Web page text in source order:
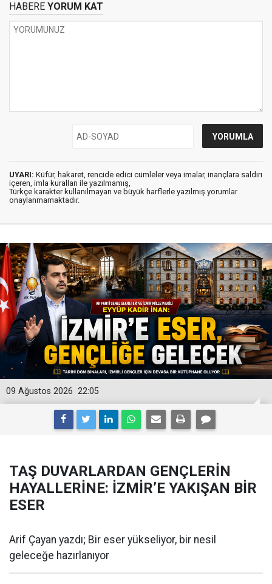
HABERE YORUM KAT
UYARI: Küfür, hakaret, rencide edici cümleler veya imalar, inançlara saldırı
içeren, imla kuralları ile yazılmamış,
Türkçe karakter kullanılmayan ve büyük harflerle yazılmış yorumlar
onaylanmamaktadır.
22:05
09 Ağustos 2026
TAŞ DUVARLARDAN GENÇLERİN
HAYALLERİNE: İZMİR’E YAKIŞAN BİR
ESER
Arif Çayan yazdı; Bir eser yükseliyor, bir nesil
geleceğe hazırlanıyor